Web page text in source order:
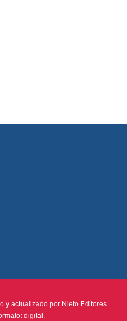
y actualizado por Nieto Editores.
digital.